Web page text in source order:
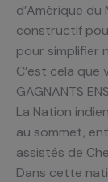
d’Amérique
constructif
pour simplifier
C’est cela que
GAGNANTS
La Nation
au sommet,
assistés de
Dans cette